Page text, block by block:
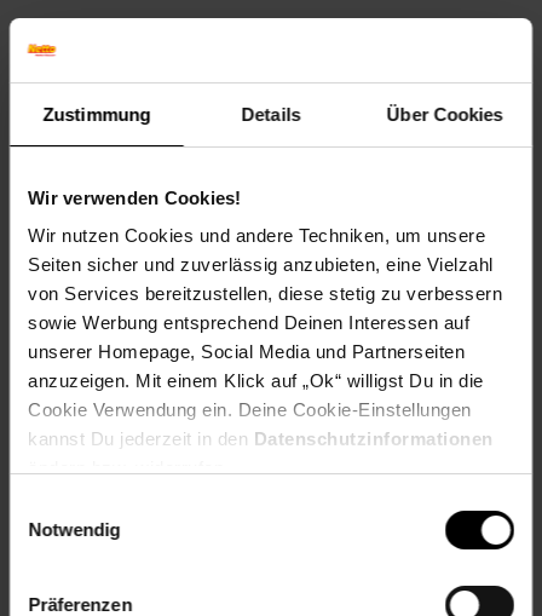
Zustimmung Details Über Cookies
Wir verwenden Cookies!
Wir nutzen Cookies und andere Techniken, um unsere
Seiten sicher und zuverlässig anzubieten, eine Vielzahl
von Services bereitzustellen, diese stetig zu verbessern
sowie Werbung entsprechend Deinen Interessen auf
unserer Homepage, Social Media und Partnerseiten
anzuzeigen. Mit einem Klick auf „Ok“ willigst Du in die
Cookie Verwendung ein. Deine Cookie-Einstellungen
kannst Du jederzeit in den Datenschutzinformationen
Notwendig
Präferenzen
Fußzeile
Weitere Online-Angebote
Netto Reisen TV-Shop Weinwelt
Rezeptwelt NettoKOM Karriere
Newsletter Anmeldung 15€ **
Gutschein